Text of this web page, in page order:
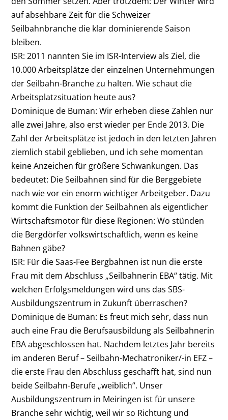
auf absehbare Zeit für die Schweizer
Seilbahnbranche die klar dominierende Saison
bleiben.
ISR: 2011 nannten Sie im ISR-Interview als Ziel, die
10.000 Arbeitsplätze der einzelnen Unternehmungen
der Seilbahn-Branche zu halten. Wie schaut die
Arbeitsplatzsituation heute aus?
Dominique de Buman: Wir erheben diese Zahlen nur
alle zwei Jahre, also erst wieder per Ende 2013. Die
Zahl der Arbeitsplätze ist jedoch in den letzten Jahren
ziemlich stabil geblieben, und ich sehe momentan
keine Anzeichen für größere Schwankungen. Das
bedeutet: Die Seilbahnen sind für die Berggebiete
nach wie vor ein enorm wichtiger Arbeitgeber. Dazu
kommt die Funktion der Seilbahnen als eigentlicher
Wirtschaftsmotor für diese Regionen: Wo stünden
die Bergdörfer volkswirtschaftlich, wenn es keine
Bahnen gäbe?
ISR: Für die Saas-Fee Bergbahnen ist nun die erste
Frau mit dem Abschluss „Seilbahnerin EBA“ tätig. Mit
welchen Erfolgsmeldungen wird uns das SBS-
Ausbildungszentrum in Zukunft überraschen?
Dominique de Buman: Es freut mich sehr, dass nun
auch eine Frau die Berufsausbildung als Seilbahnerin
EBA abgeschlossen hat. Nachdem letztes Jahr bereits
im anderen Beruf – Seilbahn-Mechatroniker/-in EFZ –
die erste Frau den Abschluss geschafft hat, sind nun
beide Seilbahn-Berufe „weiblich“. Unser
Ausbildungszentrum in Meiringen ist für unsere
Branche sehr wichtig, weil wir so Richtung und